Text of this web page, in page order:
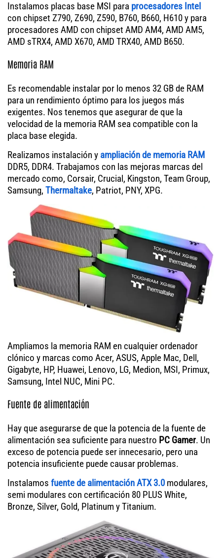
Instalamos placas base MSI para procesadores Intel
con chipset Z790, Z690, Z590, B760, B660, H610 y para
procesadores AMD con chipset AMD AM4, AMD AM5,
AMD sTRX4, AMD X670, AMD TRX40, AMD B650.
Memoria RAM
Es recomendable instalar por lo menos 32 GB de RAM
para un rendimiento óptimo para los juegos más
exigentes. Nos tenemos que asegurar de que la
velocidad de la memoria RAM sea compatible con la
placa base elegida.
Realizamos instalación y ampliación de memoria RAM
DDR5, DDR4. Trabajamos con las mejoras marcas del
mercado como, Corsair, Crucial, Kingston, Team Group,
Samsung, Thermaltake, Patriot, PNY, XPG.
Ampliamos la memoria RAM en cualquier ordenador
clónico y marcas como Acer, ASUS, Apple Mac, Dell,
Gigabyte, HP, Huawei, Lenovo, LG, Medion, MSI, Primux,
Samsung, Intel NUC, Mini PC.
Fuente de alimentación
Hay que asegurarse de que la potencia de la fuente de
alimentación sea suficiente para nuestro PC Gamer. Un
exceso de potencia puede ser innecesario, pero una
potencia insuficiente puede causar problemas.
Instalamos fuente de alimentación ATX 3.0 modulares,
semi modulares con certificación 80 PLUS White,
Bronze, Silver, Gold, Platinum y Titanium.